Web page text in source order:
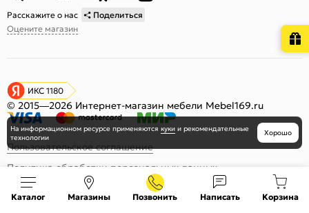
Расскажите о нас
Поделиться
Оцените магазин
ИКС 1180
© 2015—2026 Интернет-магазин мебели Mebel169.ru
Пользовательское соглашение
Политика обработки персональных данных
Карта сайта
Каталог Магазины Позвонить Написать Корзина
На информационном ресурсе применяются куки и рекомендательные
технологии
Хорошо